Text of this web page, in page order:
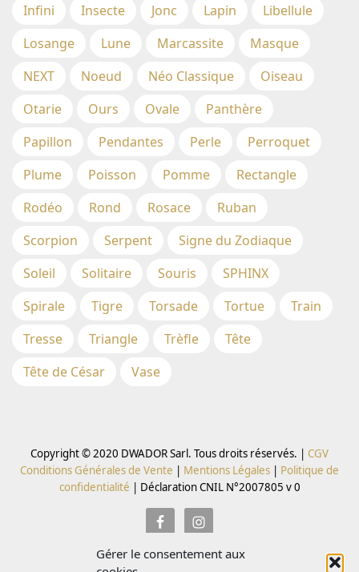
Gérer le consentement aux
Infini
Insecte Jonc Lapin
Libellule
Losange
Lune Marcassite
Masque
NEXT
Noeud Néo Classique
Oiseau
Otarie
Ours Ovale
Panthère
Papillon
Pendantes Perle
Perroquet
Plume
Poisson Pomme
Rectangle
Rodéo
Rond Rosace
Ruban
Scorpion
Serpent
Signe du Zodiaque
Soleil
Solitaire Souris
SPHINX
Spirale
Tigre Torsade Tortue
Train
Tresse
Triangle Trèfle
Tête
Tête de César
Vase
Copyright © 2020 DWADOR Sarl. Tous droits réservés. | CGV
Conditions Générales de Vente | Mentions Légales | Politique de
confidentialité | Déclaration CNIL N°2007805 v 0
Inscrivez vous à la Newsletter pour recevoir des codes